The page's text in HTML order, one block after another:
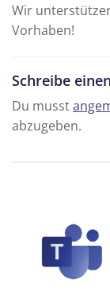
Wir
Vorhaben!
Schreibe
Du musst
abzugeben.